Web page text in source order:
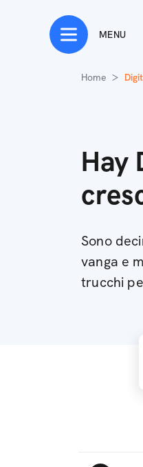
MENU
Home
Hay
Sono
vanga e
trucchi